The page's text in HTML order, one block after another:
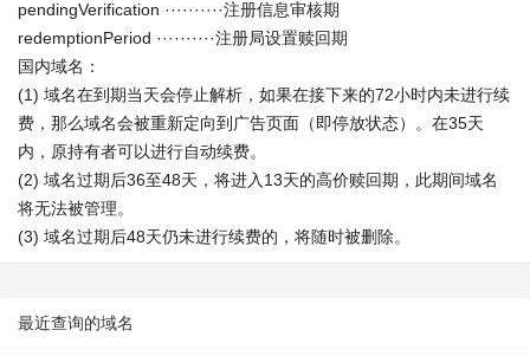
pendingVerification ··········注册信息审核期
redemptionPeriod ··········注册局设置赎回期
国内域名：
(1) 域名在到期当天会停止解析，如果在接下来的72小时内未进行续
费，那么域名会被重新定向到广告页面（即停放状态）。在35天
内，原持有者可以进行自动续费。
(2) 域名过期后36至48天，将进入13天的高价赎回期，此期间域名
将无法被管理。
(3) 域名过期后48天仍未进行续费的，将随时被删除。
最近查询的域名